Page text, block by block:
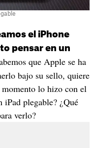
el iPhone
pensar en un
que Apple se ha
bajo su sello, quiere
lo hizo con el
iPad plegable? ¿Qué
verlo?